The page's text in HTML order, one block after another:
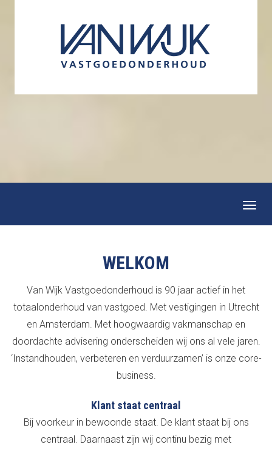
WELKOM
Van Wijk Vastgoedonderhoud is 90 jaar actief in het
totaalonderhoud van vastgoed. Met vestigingen in Utrecht
en Amsterdam. Met hoogwaardig vakmanschap en
doordachte advisering onderscheiden wij ons al vele jaren.
‘Instandhouden, verbeteren en verduurzamen’ is onze core-
business.
Klant staat centraal
Bij voorkeur in bewoonde staat. De klant staat bij ons
centraal. Daarnaast zijn wij continu bezig met